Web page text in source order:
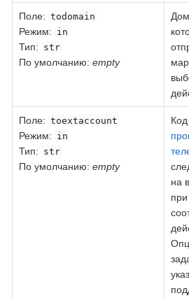
Поле: todomain
Режим: in
Тип: str
По умолчанию: empty
Поле: toextaccount
Режим: in
Тип: str
По умолчанию: empty
на